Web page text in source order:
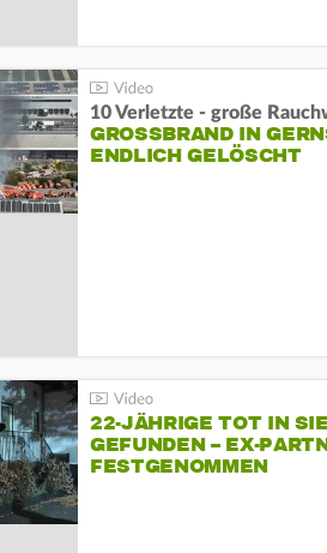
10 Verletzte - große
GROSSBRAND IN
NDLICH GELÖSCHT
22-JÄHRIGE TOT IN
GEFUNDEN – EX-
FESTGENOMMEN